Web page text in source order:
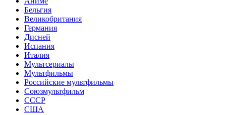
Бельгия
Великобритания
Германия
Дисней
Испания
Италия
Мультсериалы
Мультфильмы
Российские мультфильмы
Союзмультфильм
СССР
США